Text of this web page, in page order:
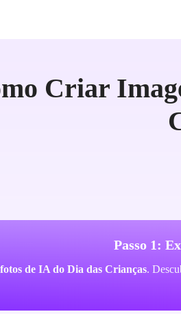
Criar
Passo 1:
de IA do Dia das Crianças.